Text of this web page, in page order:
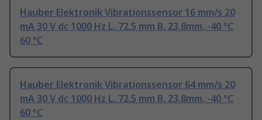
Hauber Elektronik Vibrationssensor 16 mm/s 20
mA 30 V dc 1000 Hz L. 72.5 mm B. 23.8mm, -40 °C
60 °C
Hauber Elektronik Vibrationssensor 64 mm/s 20
mA 30 V dc 1000 Hz L. 72.5 mm B. 23.8mm, -40 °C
60 °C